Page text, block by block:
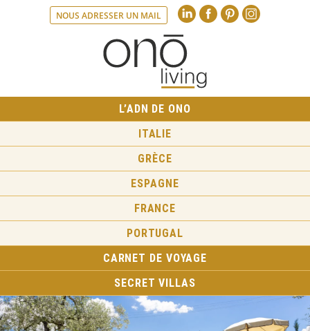
NOUS ADRESSER UN MAIL Linkedin
L’ADN DE ONO
ITALIE
GRÈCE
ESPAGNE
FRANCE
PORTUGAL
CARNET DE VOYAGE
SECRET VILLAS